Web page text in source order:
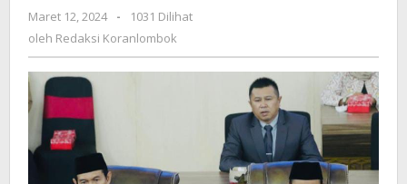
Dewan,
Maret 12, 2024
oleh
Redaksi
-
1031 Dilihat
oleh Redaksi Koranlombok